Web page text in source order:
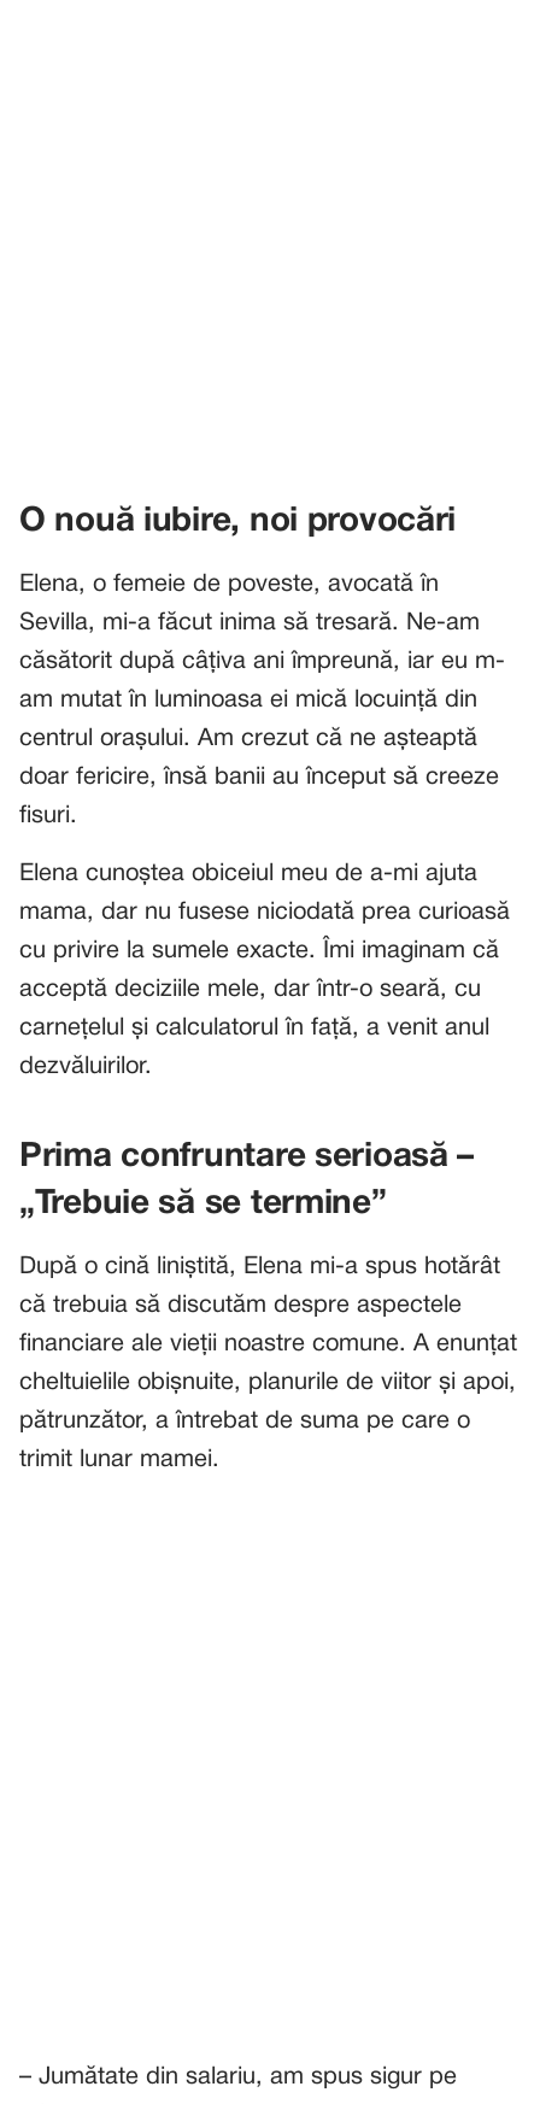
O nouă iubire, noi provocări
Elena, o femeie de poveste, avocată în
Sevilla, mi-a făcut inima să tresară. Ne-am
căsătorit după câțiva ani împreună, iar eu m-
am mutat în luminoasa ei mică locuință din
centrul orașului. Am crezut că ne așteaptă
doar fericire, însă banii au început să creeze
fisuri.
Elena cunoștea obiceiul meu de a-mi ajuta
mama, dar nu fusese niciodată prea curioasă
cu privire la sumele exacte. Îmi imaginam că
acceptă deciziile mele, dar într-o seară, cu
carnețelul și calculatorul în față, a venit anul
dezvăluirilor.
Prima confruntare serioasă –
„Trebuie să se termine”
După o cină liniștită, Elena mi-a spus hotărât
că trebuia să discutăm despre aspectele
financiare ale vieții noastre comune. A enunțat
cheltuielile obișnuite, planurile de viitor și apoi,
pătrunzător, a întrebat de suma pe care o
trimit lunar mamei.
– Jumătate din salariu, am spus sigur pe